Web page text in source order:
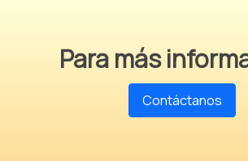
Para más
Contáctanos